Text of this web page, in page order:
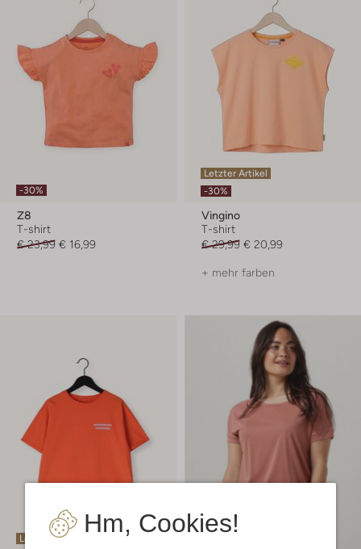
Hm, Cookies!
-30%
Z8
T-shirt
€ 23,99 € 16,99
Letzter Artikel
-30%
Vingino
T-shirt
€ 29,99 € 20,99
+ mehr farben
Letzter Artikel